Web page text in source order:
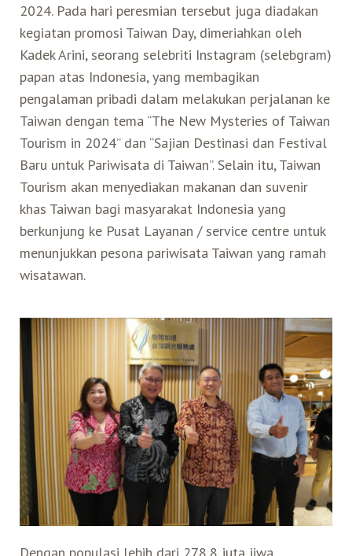
2024. Pada hari peresmian tersebut juga diadakan
kegiatan promosi Taiwan Day, dimeriahkan oleh
Kadek Arini, seorang selebriti Instagram (selebgram)
papan atas Indonesia, yang membagikan
pengalaman pribadi dalam melakukan perjalanan ke
Taiwan dengan tema “The New Mysteries of Taiwan
Tourism in 2024” dan “Sajian Destinasi dan Festival
Baru untuk Pariwisata di Taiwan”. Selain itu, Taiwan
Tourism akan menyediakan makanan dan suvenir
khas Taiwan bagi masyarakat Indonesia yang
berkunjung ke Pusat Layanan / service centre untuk
menunjukkan pesona pariwisata Taiwan yang ramah
wisatawan.